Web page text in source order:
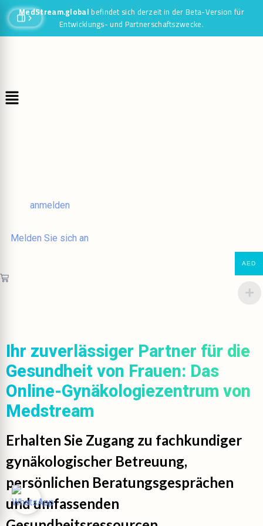
MedStream.globalbefindet sich derzeit in der Beta-Version für
Entwicklungs- und Partnerschaftszwecke.
anmelden
Melden Sie sich an
Ihr zuverlässiger Partner für die
Gesundheit von Frauen: Das
Online-Gynäkologiezentrum von
Medstream
Erhalten Sie Zugang zu fachkundiger
gynäkologischer Betreuung,
persönlichen Beratungsgesprächen
und umfassenden
AED